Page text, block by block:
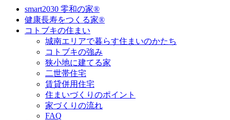
smart2030 零和の家®
健康長寿をつくる家®
コトブキの住まい
城南エリアで暮らす住まいのかたち
コトブキの強み
狭小地に建てる家
二世帯住宅
賃貸併用住宅
住まいづくりのポイント
家づくりの流れ
FAQ